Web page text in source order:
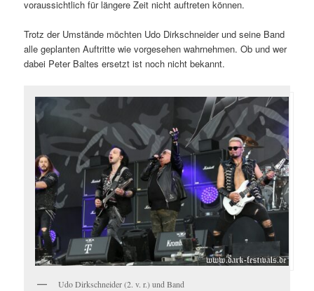
voraussichtlich für längere Zeit nicht auftreten können.
Trotz der Umstände möchten Udo Dirkschneider und seine Band
alle geplanten Auftritte wie vorgesehen wahrnehmen. Ob und wer
dabei Peter Baltes ersetzt ist noch nicht bekannt.
Udo Dirkschneider (2. v. r.) und Band